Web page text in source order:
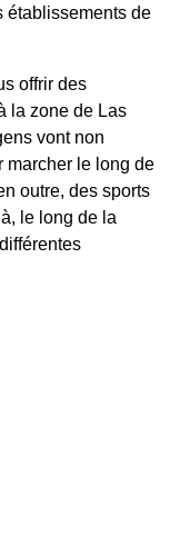
établissements de
offrir des
la zone de Las
vont non
marcher le long de
outre, des sports
le long de la